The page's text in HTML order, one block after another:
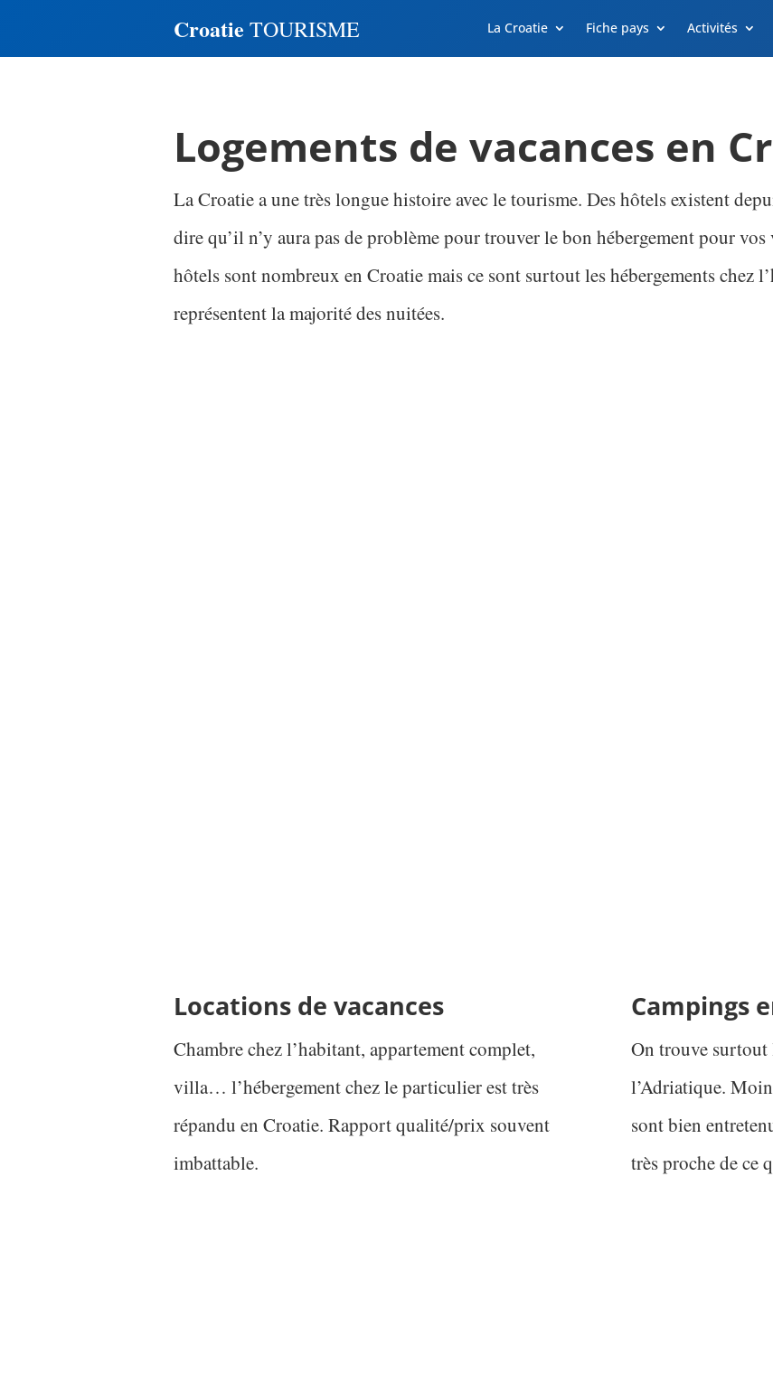
Croatie TOURISME La Croatie Fiche pays Activités
Logements de vacances en
La Croatie a une très longue histoire avec le tourisme. Des hôtels existent
dire qu’il n’y aura pas de problème pour trouver le bon hébergement pour vos
hôtels sont nombreux en Croatie mais ce sont surtout les hébergements chez
représentent la majorité des nuitées.
Locations de vacances
Chambre chez l’habitant, appartement complet,
villa… l’hébergement chez le particulier est très
répandu en Croatie. Rapport qualité/prix souvent
imbattable.
Campings
On trouve surtout
l’Adriatique.
sont bien
très proche de ce